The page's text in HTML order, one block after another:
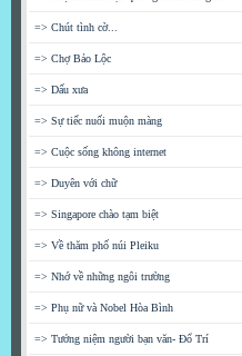
=> Chút tình cờ...
=> Chợ Bảo Lộc
=> Dấu xưa
=> Sự tiếc nuối muộn màng
=> Cuộc sống không internet
=> Duyên với chữ
=> Singapore chào tạm biệt
=> Về thăm phố núi Pleiku
=> Nhớ về những ngôi trường
=> Phụ nữ và Nobel Hòa Bình
=> Tưởng niệm người bạn văn- Đổ Trí